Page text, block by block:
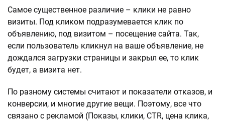
Самое существенное различие – клики не равно
визиты. Под кликом подразумевается клик по
объявлению, под визитом – посещение сайта. Так,
если пользователь кликнул на ваше объявление, не
дождался загрузки страницы и закрыл ее, то клик
будет, а визита нет.
По разному системы считают и показатели отказов, и
конверсии, и многие другие вещи. Поэтому, все что
связано с рекламой (Показы, клики, CTR, цена клика,